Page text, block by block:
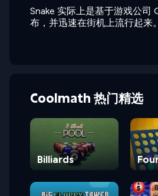
Snake 实际上是基于游戏公司
布，并迅速在街机上流行起来。
Coolmath 热门精选
Billiards